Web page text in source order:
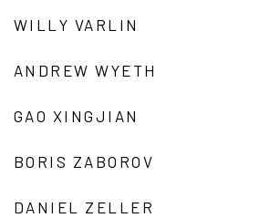
WILLY VARLIN
ANDREW WYETH
GAO XINGJIAN
BORIS ZABOROV
DANIEL ZELLER